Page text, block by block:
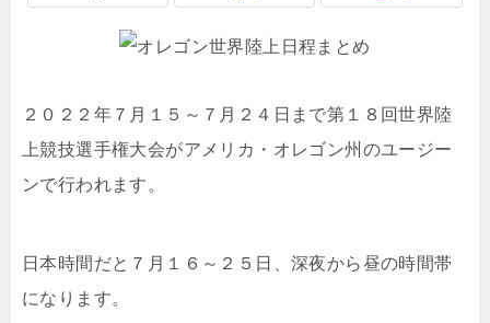
２０２２年７月１５～７月２４日まで第１８回世界陸
上競技選手権大会がアメリカ・オレゴン州のユージー
ンで行われます。
日本時間だと７月１６～２５日、深夜から昼の時間帯
になります。